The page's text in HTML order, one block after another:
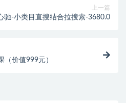
上一篇
驰-小类目直搜结合拉搜索-3680.0
（价值999元）